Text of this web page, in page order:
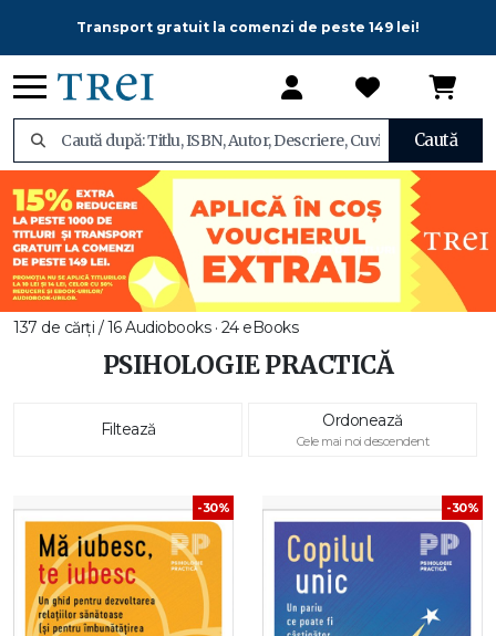
Transport gratuit la comenzi de peste 149 lei!
Caută
137 de cărți / 16 Audiobooks · 24 eBooks
PSIHOLOGIE PRACTICĂ
Filtează Ordonează
Cele mai noi descendent
-30% -30%